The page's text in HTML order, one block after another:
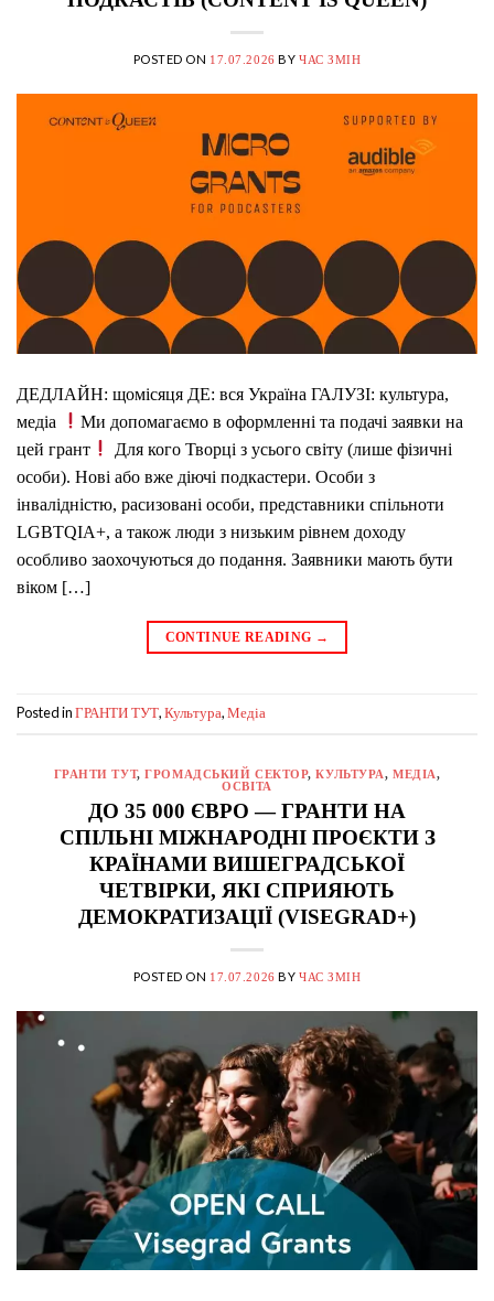
POSTED ON 17.07.2026 BY ЧАС ЗМІН
ДЕДЛАЙН: щомісяця ДЕ: вся Україна ГАЛУЗІ: культура,
медіа
Ми допомагаємо в оформленні та подачі заявки на
цей грант
Для кого Творці з усього світу (лише фізичні
особи). Нові або вже діючі подкастери. Особи з
інвалідністю, расизовані особи, представники спільноти
LGBTQIA+, а також люди з низьким рівнем доходу
особливо заохочуються до подання. Заявники мають бути
віком […]
CONTINUE READING →
Posted in ГРАНТИ ТУТ, Культура, Медіа
ГРАНТИ ТУТ,ГРОМАДСЬКИЙ СЕКТОР,КУЛЬТУРА,МЕДІА,
ОСВІТА
ДО 35 000 ЄВРО — ГРАНТИ НА
СПІЛЬНІ МІЖНАРОДНІ ПРОЄКТИ З
КРАЇНАМИ ВИШЕГРАДСЬКОЇ
ЧЕТВІРКИ, ЯКІ СПРИЯЮТЬ
ДЕМОКРАТИЗАЦІЇ (VISEGRAD+)
POSTED ON 17.07.2026 BY ЧАС ЗМІН